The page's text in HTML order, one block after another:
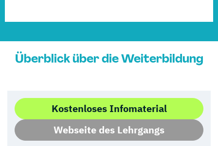
Überblick über die Weiterbildung
Kostenloses Infomaterial
Webseite des Lehrgangs